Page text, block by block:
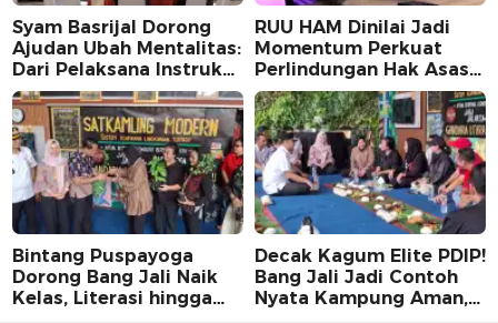
Syam Basrijal Dorong
Ajudan Ubah Mentalitas:
Dari Pelaksana Instruksi
Jadi Pencipta Nilai
RUU HAM Dinilai Jadi
Momentum Perkuat
Perlindungan Hak Asasi
Manusia, Partisipasi
Publik Perlu
Dimaksimalkan
Bintang Puspayoga
Dorong Bang Jali Naik
Kelas, Literasi hingga
Decak Kagum Elite PDIP!
Bang Jali Jadi Contoh
Nyata Kampung Aman,